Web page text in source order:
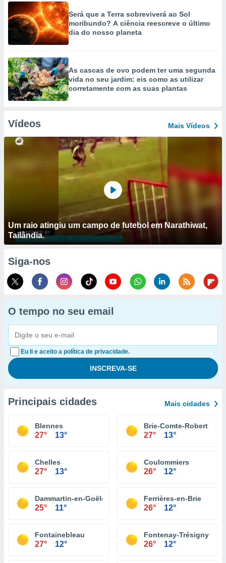
Será que a Terra sobreviverá ao Sol
moribundo? A ciência reescreve o último
dia do nosso planeta
As cascas de ovo podem ter uma segunda
vida no seu jardim: eis como as utilizar
corretamente com as suas plantas
Vídeos Mais Vídeos
Um raio atingiu um campo de futebol em Narathiwat,
Tailândia.
Siga-nos
O tempo no seu email
Eu li e aceito a política de privacidade.
Principais cidades Mais cidades
Blennes
27° 13°
Brie-Comte-Robert
27° 13°
Chelles
27° 13°
Coulommiers
26° 12°
Dammartin-en-Goële
25° 11°
Ferrières-en-Brie
26° 12°
Fontainebleau
27° 12°
Fontenay-Trésigny
26° 12°